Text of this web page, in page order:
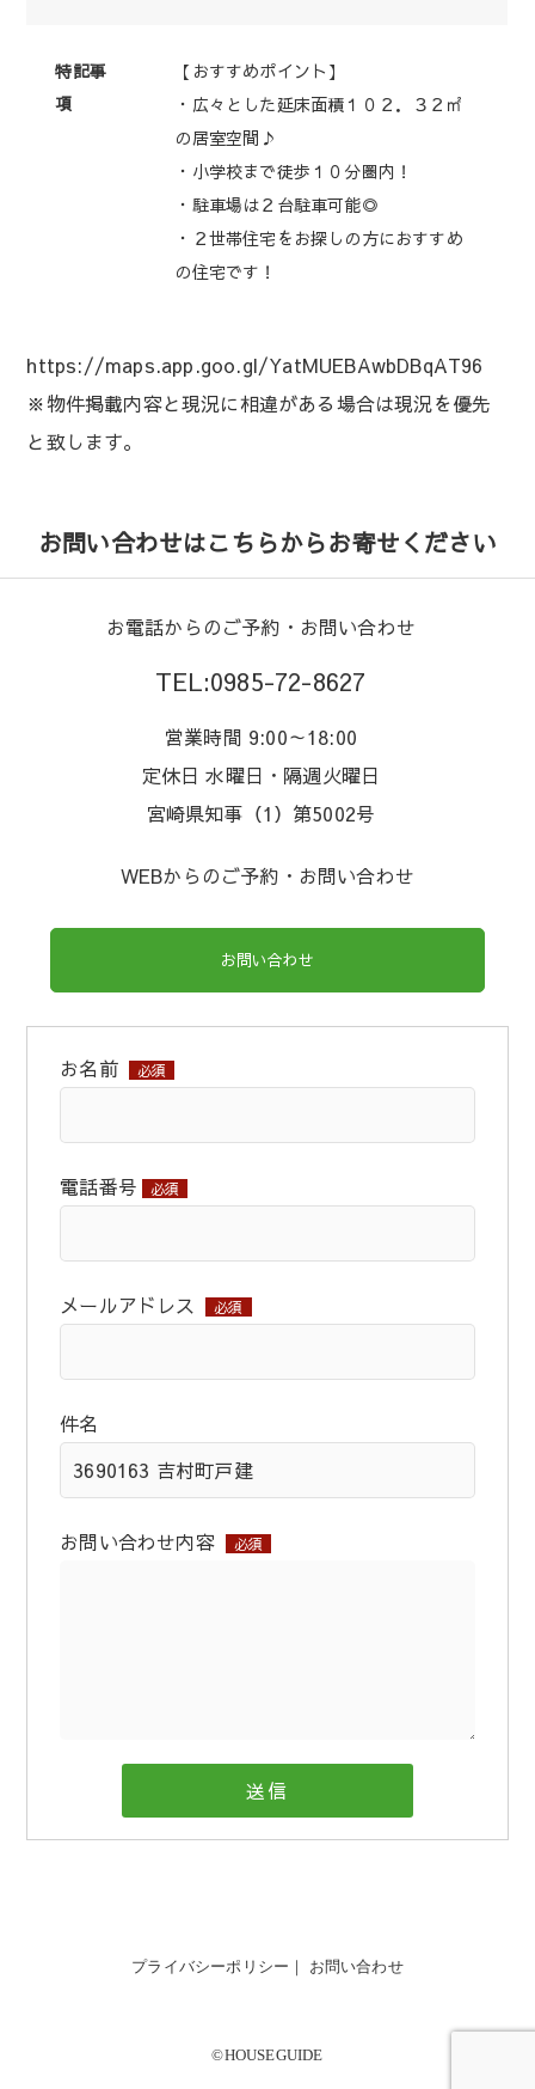
特記事
項
【おすすめポイント】
・広々とした延床面積１０２．３２㎡
の居室空間♪
・小学校まで徒歩１０分圏内！
・駐車場は２台駐車可能◎
・２世帯住宅をお探しの方におすすめ
の住宅です！
https://maps.app.goo.gl/YatMUEBAwbDBqAT96
※物件掲載内容と現況に相違がある場合は現況を優先
と致します。
お問い合わせはこちらからお寄せください
お電話からのご予約・お問い合わせ
TEL:0985-72-8627
営業時間 9:00～18:00
定休日 水曜日・隔週火曜日
宮崎県知事（1）第5002号
WEBからのご予約・お問い合わせ
お問い合わせ
お名前 必須
電話番号 必須
メールアドレス 必須
件名
お問い合わせ内容 必須
プライバシーポリシー ｜ お問い合わせ
©HOUSEGUIDE